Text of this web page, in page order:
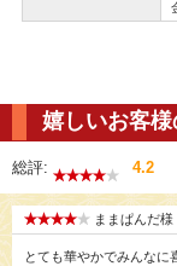
嬉しいお客様
総評: 4.2
ままぱんだ様
とても華やかでみんなに